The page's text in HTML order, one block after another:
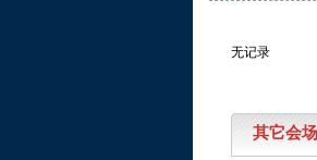
无记录
其它会场